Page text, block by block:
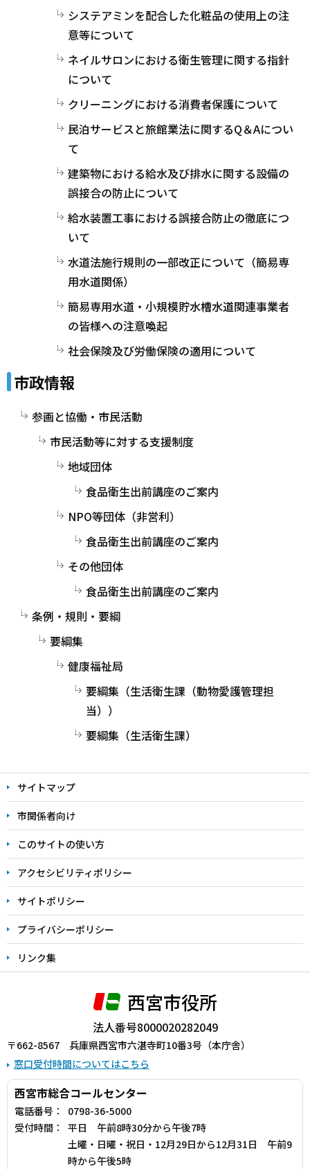
システアミンを配合した化粧品の使用上の注
意等について
ネイルサロンにおける衛生管理に関する指針
について
クリーニングにおける消費者保護について
民泊サービスと旅館業法に関するQ＆Aについ
て
建築物における給水及び排水に関する設備の
誤接合の防止について
給水装置工事における誤接合防止の徹底につ
いて
水道法施行規則の一部改正について（簡易専
用水道関係）
簡易専用水道・小規模貯水槽水道関連事業者
の皆様への注意喚起
社会保険及び労働保険の適用について
市政情報
参画と協働・市民活動
市民活動等に対する支援制度
地域団体
食品衛生出前講座のご案内
NPO等団体（非営利）
食品衛生出前講座のご案内
その他団体
食品衛生出前講座のご案内
条例・規則・要綱
要綱集
健康福祉局
要綱集（生活衛生課（動物愛護管理担
当））
要綱集（生活衛生課）
サイトマップ
市関係者向け
このサイトの使い方
アクセシビリティポリシー
サイトポリシー
プライバシーポリシー
リンク集
西宮市役所
法人番号8000020282049
〒662-8567 兵庫県西宮市六湛寺町10番3号（本庁舎）
窓口受付時間についてはこちら
西宮市総合コールセンター
電話番号：
0798-36-5000
受付時間：
平日 午前8時30分から午後7時
土曜・日曜・祝日・12月29日から12月31日 午前9
時から午後5時